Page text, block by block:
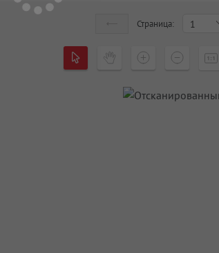
Страница: 1